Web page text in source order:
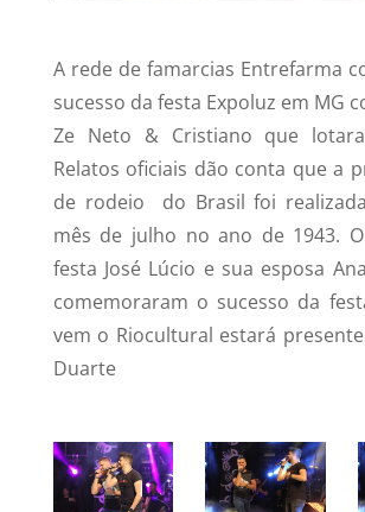
A rede de famarcias Entrefarma
sucesso da festa Expoluz em MG
Ze Neto & Cristiano que
Relatos oficiais dão conta que a
de rodeio do Brasil foi
mês de julho no ano de 1943.
festa José Lúcio e sua esposa
comemoraram o sucesso da
vem o Riocultural estará
Duarte